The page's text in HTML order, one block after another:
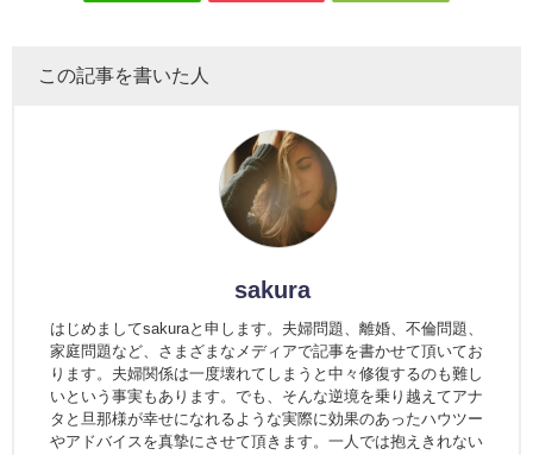
この記事を書いた人
sakura
はじめましてsakuraと申します。夫婦問題、離婚、不倫問題、
家庭問題など、さまざまなメディアで記事を書かせて頂いてお
ります。夫婦関係は一度壊れてしまうと中々修復するのも難し
いという事実もあります。でも、そんな逆境を乗り越えてアナ
タと旦那様が幸せになれるような実際に効果のあったハウツー
やアドバイスを真摯にさせて頂きます。一人では抱えきれない